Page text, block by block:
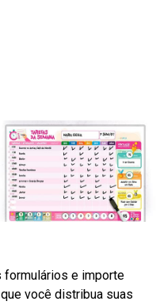
formulários e importe
você distribua suas